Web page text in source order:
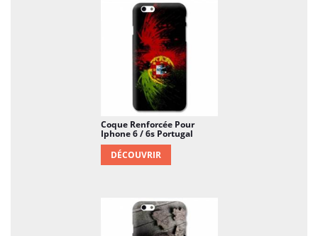
Coque Renforcée Pour
Iphone 6 / 6s Portugal
DÉCOUVRIR